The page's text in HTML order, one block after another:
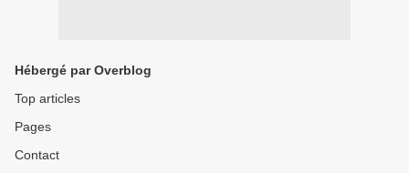
Hébergé par Overblog
Top articles
Pages
Contact